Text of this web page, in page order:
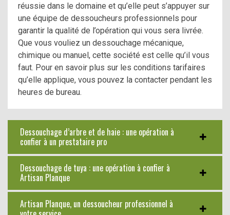
réussie dans le domaine et qu’elle peut s’appuyer sur
une équipe de dessoucheurs professionnels pour
garantir la qualité de l’opération qui vous sera livrée.
Que vous vouliez un dessouchage mécanique,
chimique ou manuel, cette société est celle qu’il vous
faut. Pour en savoir plus sur les conditions tarifaires
qu’elle applique, vous pouvez la contacter pendant les
heures de bureau.
Dessouchage d’arbre et de haie : une opération à
confier à un prestataire pro
Dessouchage de tuya : une opération à confier à
Artisan Planque
Artisan Planque, un dessoucheur professionnel à